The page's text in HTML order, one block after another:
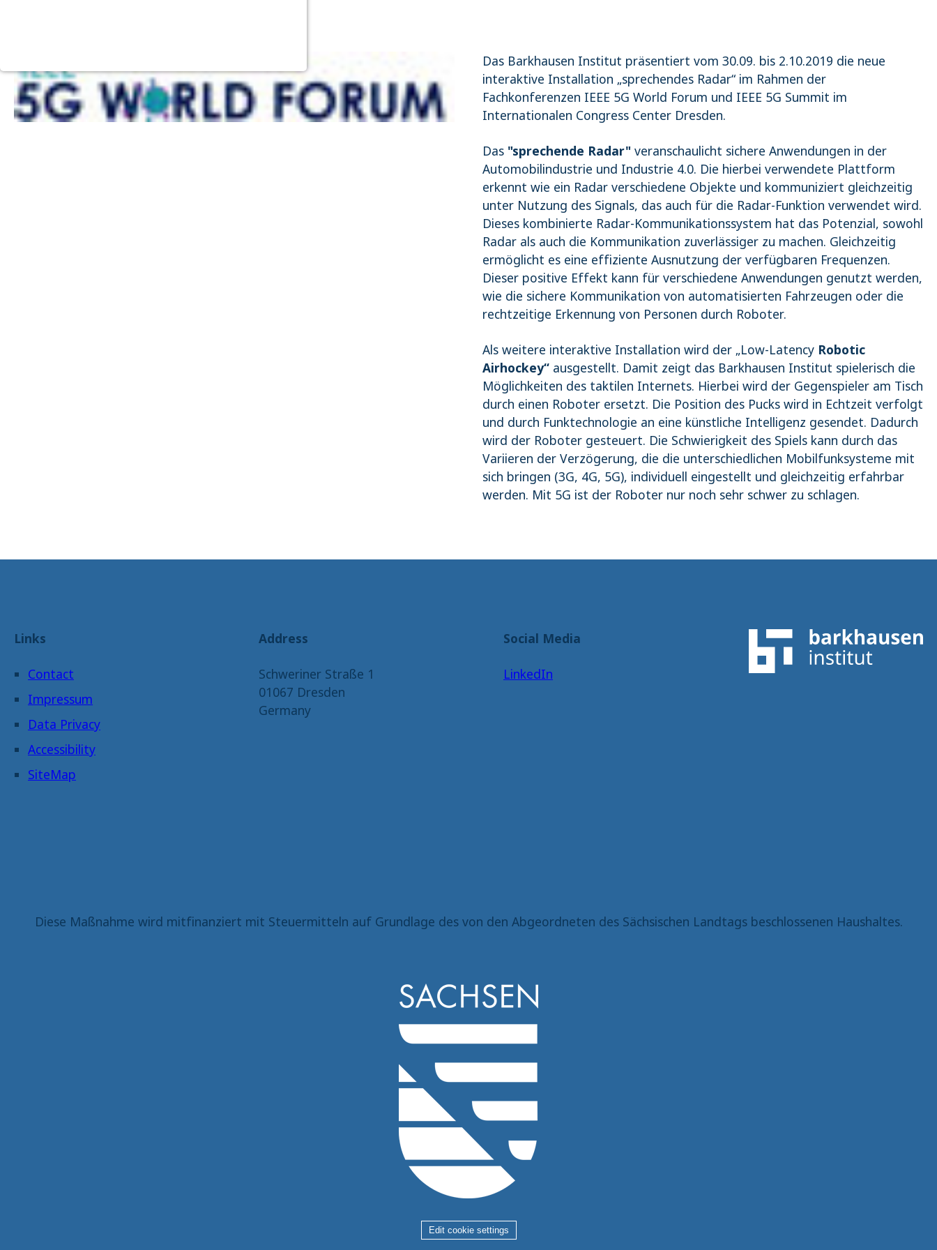
Das Barkhausen Institut präsentiert vom 30.09. bis 2.10.2019 die neue
interaktive Installation „sprechendes Radar“ im Rahmen der
Fachkonferenzen IEEE 5G World Forum und IEEE 5G Summit im
Internationalen Congress Center Dresden.
Das "sprechende Radar" veranschaulicht sichere Anwendungen in der
Automobilindustrie und Industrie 4.0. Die hierbei verwendete Plattform
erkennt wie ein Radar verschiedene Objekte und kommuniziert gleichzeitig
unter Nutzung des Signals, das auch für die Radar-Funktion verwendet wird.
Dieses kombinierte Radar-Kommunikationssystem hat das Potenzial, sowohl
Radar als auch die Kommunikation zuverlässiger zu machen. Gleichzeitig
ermöglicht es eine effiziente Ausnutzung der verfügbaren Frequenzen.
Dieser positive Effekt kann für verschiedene Anwendungen genutzt werden,
wie die sichere Kommunikation von automatisierten Fahrzeugen oder die
rechtzeitige Erkennung von Personen durch Roboter.
Als weitere interaktive Installation wird der „Low-Latency Robotic
Airhockey“ ausgestellt. Damit zeigt das Barkhausen Institut spielerisch die
Möglichkeiten des taktilen Internets. Hierbei wird der Gegenspieler am Tisch
durch einen Roboter ersetzt. Die Position des Pucks wird in Echtzeit verfolgt
und durch Funktechnologie an eine künstliche Intelligenz gesendet. Dadurch
wird der Roboter gesteuert. Die Schwierigkeit des Spiels kann durch das
Variieren der Verzögerung, die die unterschiedlichen Mobilfunksysteme mit
sich bringen (3G, 4G, 5G), individuell eingestellt und gleichzeitig erfahrbar
werden. Mit 5G ist der Roboter nur noch sehr schwer zu schlagen.
Links
Contact
Impressum
Data Privacy
Accessibility
SiteMap
Address
Schweriner Straße 1
01067 Dresden
Germany
Social Media
LinkedIn
Diese Maßnahme wird mitfinanziert mit Steuermitteln auf Grundlage des von den Abgeordneten des Sächsischen Landtags beschlossenen Haushaltes.
Edit cookie settings
1 Jahr
STATISTIK
Statistik Cookies erfassen Informationen anonym. Diese